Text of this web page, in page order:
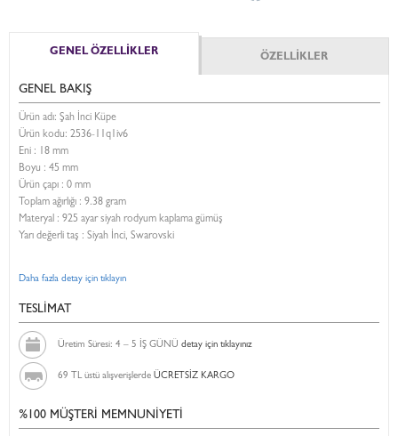
GENEL ÖZELLİKLER ÖZELLİKLER
GENEL BAKIŞ
Ürün adı: Şah İnci Küpe
Ürün kodu: 2536-11q1iv6
Eni : 18 mm
Boyu : 45 mm
Ürün çapı : 0 mm
Toplam ağırlığı : 9.38 gram
Materyal : 925 ayar siyah rodyum kaplama gümüş
Yarı değerli taş : Siyah İnci, Swarovski
Daha fazla detay için tıklayın
TESLİMAT
Üretim Süresi: 4 – 5 İŞ GÜNÜ detay için tıklayınız
69 TL üstü alışverişlerde ÜCRETSİZ KARGO
%100 MÜŞTERİ MEMNUNİYETİ